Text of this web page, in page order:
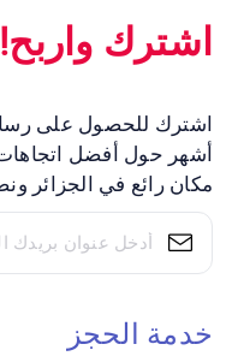
اشترك واربح!
اشترك للحصول على
أشهر حول أفضل
مكان رائع في الجزائر
خدمة الحجز